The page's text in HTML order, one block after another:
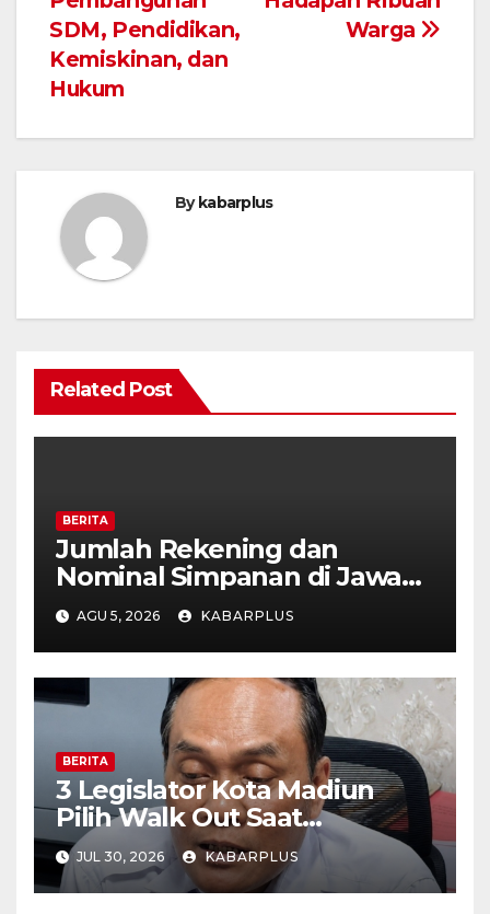
Warga
SDM, Pendidikan,
Kemiskinan, dan
Hukum
Bykabarplus
Related Post
BERITA
Jumlah Rekening dan
Nominal Simpanan di Jawa
Timur Meningkat 1,17% Year
on Year.
AGU 5, 2026 KABARPLUS
BERITA
3 Legislator Kota Madiun
Pilih Walk Out Saat
Paripurna
JUL 30, 2026 KABARPLUS